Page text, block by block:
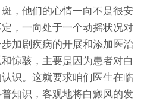
，他们的心情一向不是很安
，一向处于一个动摇状况对
加剧疾病的开展和添加医治
惊骇，主要是因为患者对白
识。这就要求咱们医生在临
知识，客观地将白癜风的发